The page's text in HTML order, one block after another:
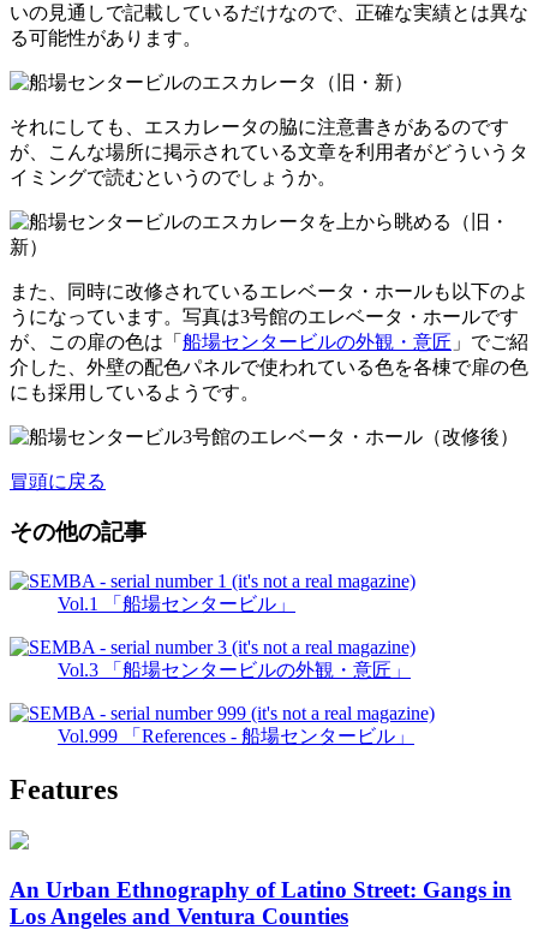
いの見通しで記載しているだけなので、正確な実績とは異な
る可能性があります。
それにしても、エスカレータの脇に注意書きがあるのです
が、こんな場所に掲示されている文章を利用者がどういうタ
イミングで読むというのでしょうか。
また、同時に改修されているエレベータ・ホールも以下のよ
うになっています。写真は3号館のエレベータ・ホールです
が、この扉の色は「 船場センタービルの外観・意匠 」でご紹
介した、外壁の配色パネルで使われている色を各棟で扉の色
にも採用しているようです。
冒頭に戻る
その他の記事
Vol.1 「船場センタービル」
Vol.3 「船場センタービルの外観・意匠」
Vol.999 「References - 船場センタービル」
Features
An Urban Ethnography of Latino Street: Gangs in
Los Angeles and Ventura Counties